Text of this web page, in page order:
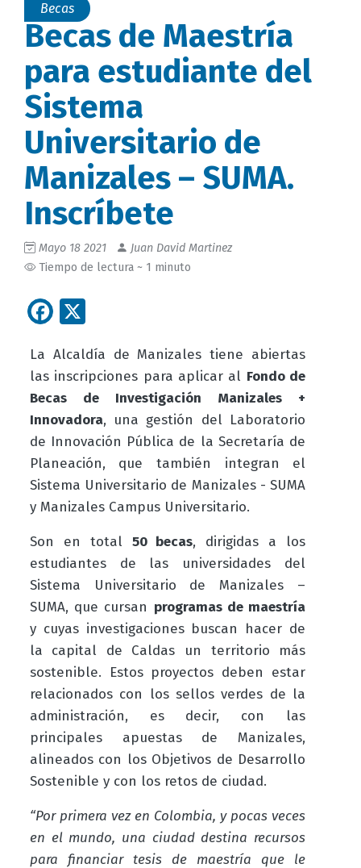
Becas
Becas de Maestría
para estudiante del
Sistema
Universitario de
Manizales – SUMA.
Inscríbete
Mayo 18 2021
Juan David Martinez
Tiempo de lectura ~ 1 minuto
Facebook
La Alcaldía de Manizales tiene abiertas
las inscripciones para aplicar al Fondo de
Becas de Investigación Manizales +
Innovadora, una gestión del Laboratorio
de Innovación Pública de la Secretaría de
Planeación, que también integran el
Sistema Universitario de Manizales - SUMA
y Manizales Campus Universitario.
Son en total 50 becas, dirigidas a los
estudiantes de las universidades del
Sistema Universitario de Manizales –
SUMA, que cursan programas de maestría
y cuyas investigaciones buscan hacer de
la capital de Caldas un territorio más
sostenible. Estos proyectos deben estar
relacionados con los sellos verdes de la
administración, es decir, con las
principales apuestas de Manizales,
alineados con los Objetivos de Desarrollo
Sostenible y con los retos de ciudad.
“Por primera vez en Colombia, y pocas veces
en el mundo, una ciudad destina recursos
para financiar tesis de maestría que le